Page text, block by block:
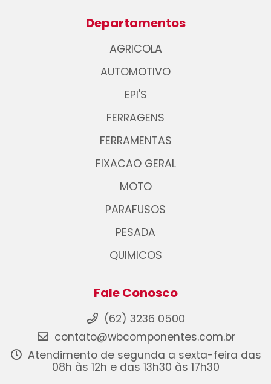
Departamentos
AGRICOLA
AUTOMOTIVO
EPI'S
FERRAGENS
FERRAMENTAS
FIXACAO GERAL
MOTO
PARAFUSOS
PESADA
QUIMICOS
Fale Conosco
(62) 3236 0500
contato@wbcomponentes.com.br
Atendimento de segunda a sexta-feira das
08h às 12h e das 13h30 às 17h30